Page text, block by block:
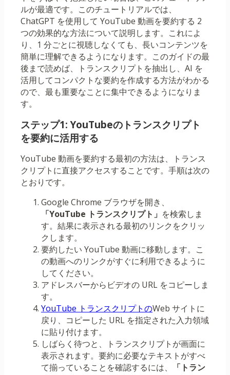
ルが最適です。このチュートリアルでは、
ChatGPT を使用して YouTube 動画を要約する 2
つの効果的な方法について説明します。これによ
り、1 分ごとに視聴しなくても、長いコンテンツを
簡単に理解できるようになります。このガイドの最
後まで読めば、トランスクリプトを抽出し、AI を
活用してコンパクトな要約を作成する方法がわかる
ので、最も重要なことに集中できるようになりま
す。
ステップ1: YouTubeのトランスクリプト
を要約に活用する
YouTube 動画を要約する最初の方法は、トランス
クリプトに直接アクセスすることです。手順は次の
とおりです。
Google Chrome ブラウザを開き、
「YouTube トランスクリプト」 を検索しま
す。結果に表示される最初のリンクをクリッ
クします。
要約したい YouTube 動画に移動します。こ
の動画へのリンクがすぐに利用できるように
してください。
アドレスバーからビデオの URL をコピーしま
す。
YouTube トランスクリプトのWeb サイトに
戻り、コピーした URL を指定された入力領域
に貼り付けます。
しばらく待つと、トランスクリプトが画面に
表示されます。要約に必要なテキストがすべ
て揃っていることを確認するには、
「トラン